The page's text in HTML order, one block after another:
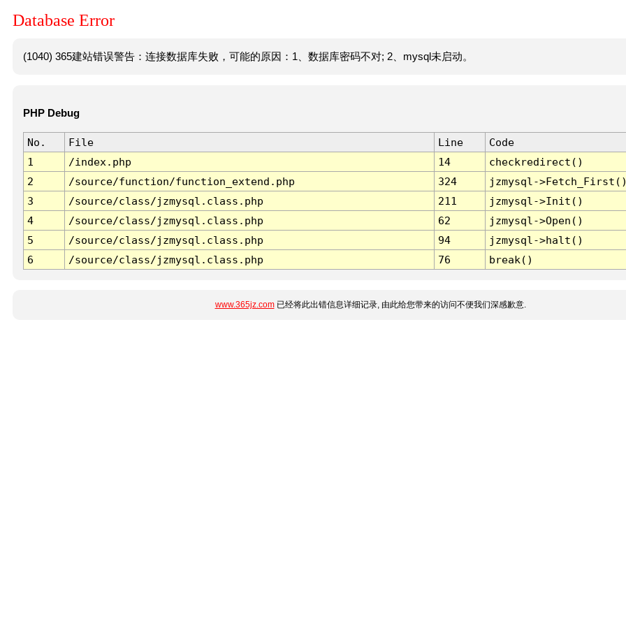
Database Error
(1040) 365建站错误警告：连接数据库失败，可能的原因：1、数据库密码不对; 2、mysql未启动。
PHP Debug
No. File Line
Code
1
/index.php 14
checkredirect()
2
/source/function/function_extend.php 324
jzmysql-
3
/source/class/jzmysql.class.php 211
jzmysql->Init()
4
/source/class/jzmysql.class.php 62
jzmysql->Open()
5
/source/class/jzmysql.class.php 94
jzmysql->halt()
6
/source/class/jzmysql.class.php 76 break()
www.365jz.com已经将此出错信息详细记录, 由此给您带来的访问不便我们深感歉意.